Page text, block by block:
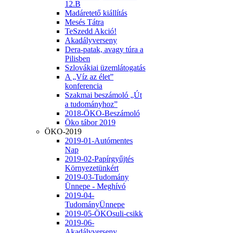
12.B
Madáretető kiállítás
Mesés Tátra
TeSzedd Akció!
Akadályverseny
Dera-patak, avagy túra a
Pilisben
Szlovákiai üzemlátogatás
A „Víz az élet”
konferencia
Szakmai beszámoló „Út
a tudományhoz”
2018-ÖKO-Beszámoló
Öko tábor 2019
ÖKO-2019
2019-01-Autómentes
Nap
2019-02-Papírgyűjtés
Környezetünkért
2019-03-Tudomány
Ünnepe - Meghívó
2019-04-
TudományÜnnepe
2019-05-ÖKOsuli-csikk
2019-06-